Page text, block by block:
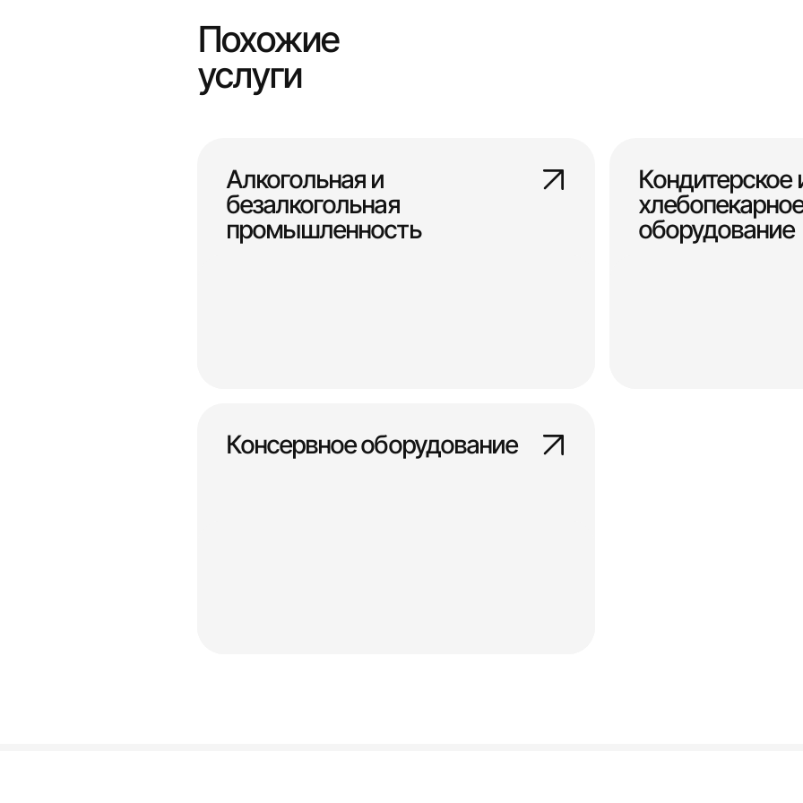
Похожие
услуги
Алкогольная и
безалкогольная
промышленность
Кондитерское
оборудование
Консервное оборудование